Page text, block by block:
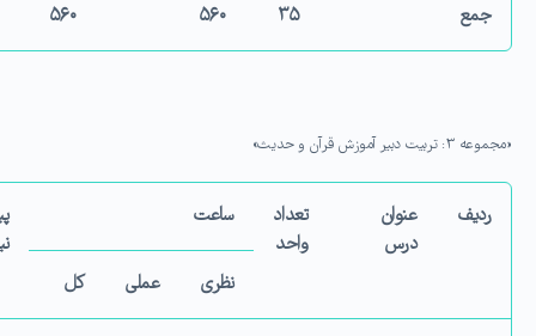
جمع ۳۵ ۵۶۰ ۵۶۰
«مجموعه ۳: تربیت دبیر آموزش قرآن و حدیث»
ردیف
عنوان
درس
تعداد
واحد
ساعت
نظری
عملی کل